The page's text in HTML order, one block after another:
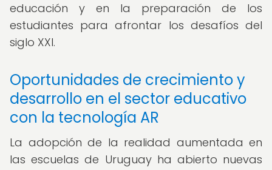
educación y en la preparación de los
estudiantes para afrontar los desafíos del
siglo XXI.
Oportunidades de crecimiento y
desarrollo en el sector educativo
con la tecnología AR
La adopción de la realidad aumentada en
las escuelas de Uruguay ha abierto nuevas